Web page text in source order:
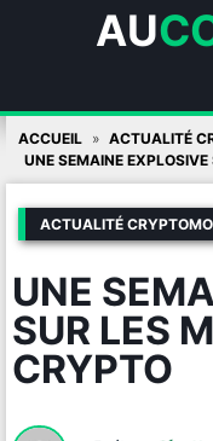
AU
Skip
content
ACCUEIL
ACTUALITÉ
UNE SEMAINE
ACTUALITÉ
UNE
SUR LES
CRYPTO